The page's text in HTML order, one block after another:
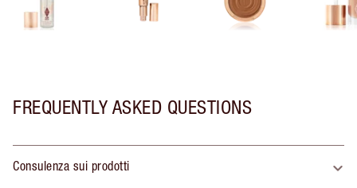
FREQUENTLY ASKED QUESTIONS
Consulenza sui prodotti